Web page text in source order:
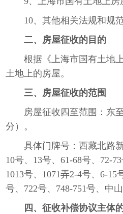
10、其他相关法规和规
二、房屋征收的目的
根据《上海市国有土地
土地上的房屋。
三、房屋征收的范围
房屋征收四至范围：东
分）。
具体门牌号：西藏北路
10号、 13号、 61-68号、 72-73
1013号、 1071弄2-4号、 6-15
号、 722号、 748-751号、中
四、征收补偿协议主体